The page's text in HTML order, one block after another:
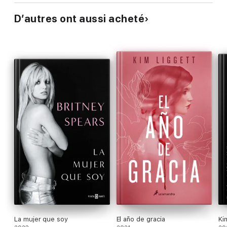
D’autres ont aussi acheté
La mujer que soy El año de gracia